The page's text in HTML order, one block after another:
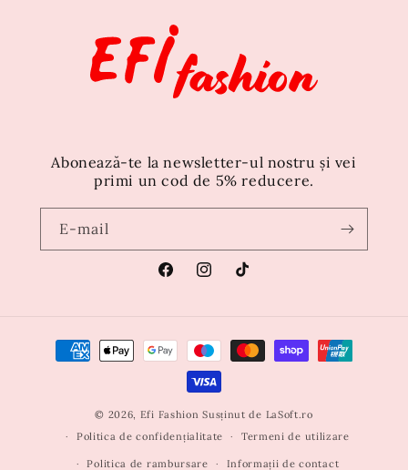
Abonează-te la newsletter-ul nostru și vei
primi un cod de 5% reducere.
E-mail
FacebookInstagramTikTok
Metode
© 2026, Efi Fashion Susținut de LaSoft.ro
Politica de confidențialitate
Termeni de utilizare
Politica de rambursare Informații de contact